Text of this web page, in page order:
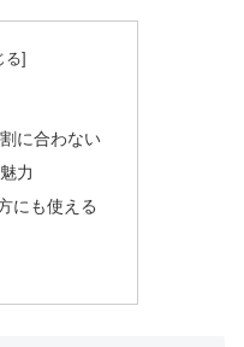
に合わない
力
にも使える